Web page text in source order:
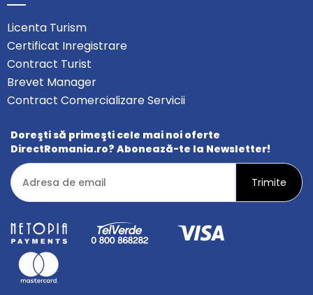
Licenta Turism
Certificat Inregistrare
Contract Turist
Brevet Manager
Contract Comercializare Servicii
Doreşti să primeşti cele mai noi oferte
DirectRomania.ro? Abonează-te la Newsletter!